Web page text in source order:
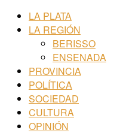
LA PLATA
LA REGIÓN
BERISSO
ENSENADA
PROVINCIA
POLÍTICA
SOCIEDAD
CULTURA
OPINIÓN